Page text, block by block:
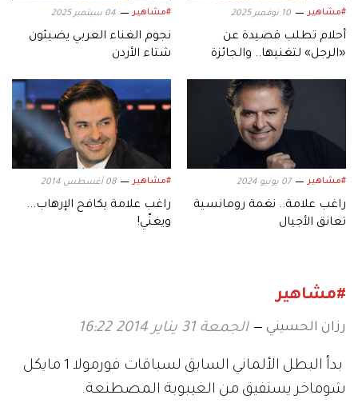
#مشاهير 10 نوفمبر 2025
أحلام تطلب قصيدة عن
«الرجل» لتغنيها.. والجائزة
#مشاهير 04 سبتمبر 2025
نجوم الغناء العربي يضيئون
شتاء الأردن
#مشاهير 07 يونيو 2024
راغب علامة.. نغمة رومانسية
تعانق الأجيال
#مشاهير 08 أغسطس 2014
راغب علامة يكافح الإرهاب...
ويغنّي!
#مشاهير
رزان الحسيني الجمعة 31 يناير 2014 16:22
بدأ البطل الألماني السابق لسباقات فورمولا 1 مايكل
شوماخر يستفيق من الغيبوبة المصطنعة.